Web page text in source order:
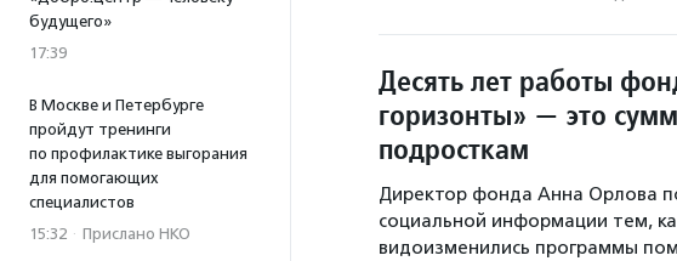
будущего»
17:39
В Москве и Петербурге
пройдут тренинги
по профилактике выгорания
для помогающих
специалистов
15:32 · Прислано НКО
Десять лет работы
горизонты» — это
подросткам
Директор фонда Анна Орлова
социальной информации тем,
видоизменились программы